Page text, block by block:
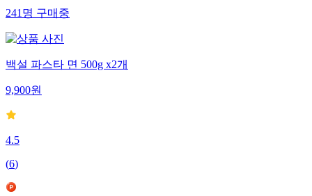
241명구매중
백설 파스타 면 500g x2개
9,900원
4.5
(6)